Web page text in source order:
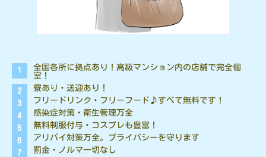
全国各所に拠点あり！高級マンション内の店舗で完全個
室！
寮あり・送迎あり！
フリードリンク・フリーフード♪すべて無料です！
感染症対策・衛生管理万全
無料制服付与・コスプレも豊富！
アリバイ対策万全。プライバシーを守ります
罰金・ノルマ一切なし